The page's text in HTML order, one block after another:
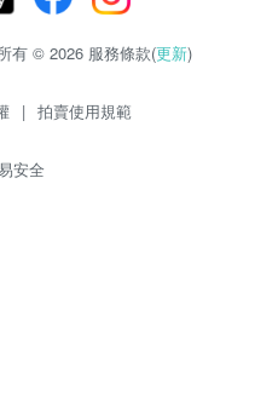
有 © 2026 服務條款(更新)
| 拍賣使用規範
安全